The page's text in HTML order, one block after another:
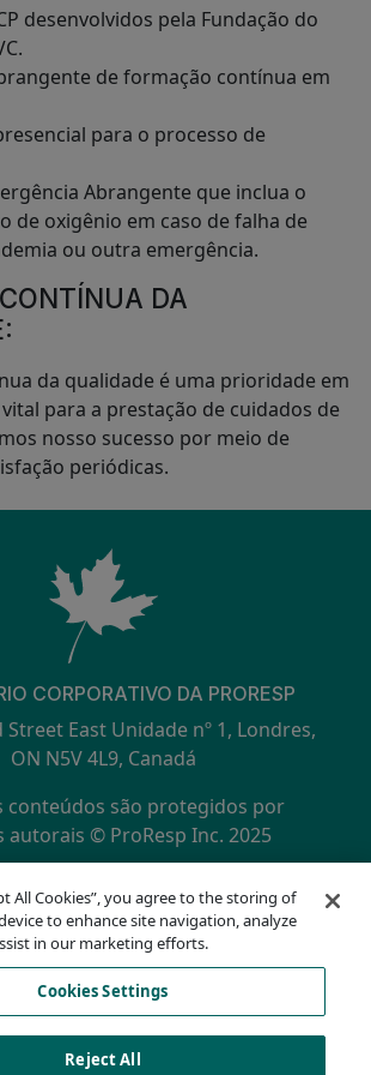
desenvolvidos pela Fundação do
de formação contínua em
para o processo de
Abrangente que inclua o
de oxigênio em caso de falha de
ou outra emergência.
DA
da qualidade é uma prioridade em
para a prestação de cuidados de
nosso sucesso por meio de
periódicas.
CORPORATIVO DA PRORESP
East Unidade nº 1, Londres,
ON N5V 4L9, Canadá
conteúdos são protegidos por
autorais © ProResp Inc. 2025
MENU
política de Privacidade
direta de conformidade
Termos de Uso
AODA
Cookies Settings
All Cookies”, you agree to the storing of
to enhance site navigation, analyze
in our marketing efforts.
Cookies Settings
Reject All